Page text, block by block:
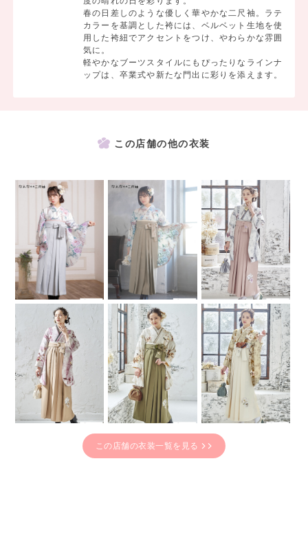
春の日差しのような優しく華やかな二尺袖。ラテ
カラーを基調とした袴には、ベルベット生地を使
用した袴紐でアクセントをつけ、やわらかな雰囲
気に。
軽やかなブーツスタイルにもぴったりなラインナ
ップは、卒業式や新たな門出に彩りを添えます。
この店舗の他の衣装
この店舗の衣装一覧を見る